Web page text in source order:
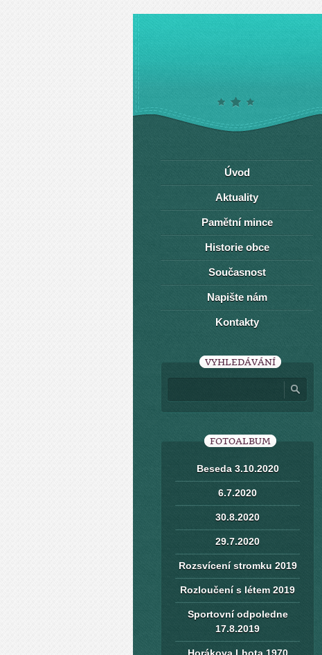
Úvod
Aktuality
Pamětní mince
Historie obce
Současnost
Napište nám
Kontakty
VYHLEDÁVÁNÍ
FOTOALBUM
Beseda 3.10.2020
6.7.2020
30.8.2020
29.7.2020
Rozsvícení stromku 2019
Rozloučení s létem 2019
Sportovní odpoledne
17.8.2019